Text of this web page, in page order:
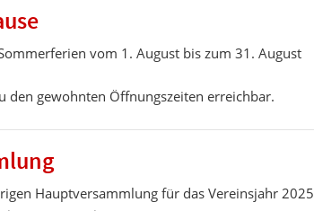
vom 1. August bis zum 31. August
den gewohnten Öffnungszeiten erreichbar.
Hauptversammlung für das Vereinsjahr 2025